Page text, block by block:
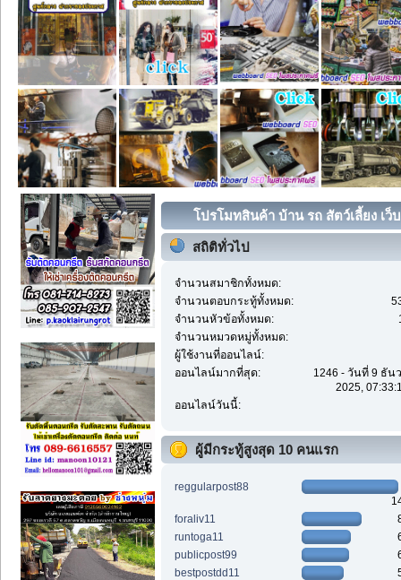
โปรโมทสินค้า บ้าน รถ สัตว์เลี้ยง เ
สถิติทั่วไป
จำนวนสมาชิกทั้งหมด:
จำนวนตอบกระทู้ทั้งหมด:
จำนวนหัวข้อทั้งหมด:
จำนวนหมวดหมู่ทั้งหมด:
ผู้ใช้งานที่ออนไลน์:
ออนไลน์มากที่สุด:
1246 - วันที่ 9 ธัน
2025,
ออนไลน์วันนี้:
ผู้มีกระทู้สูงสุด 10 คนแรก
reggularpost88
foraliv11
runtoga11
publicpost99
bestpostdd11